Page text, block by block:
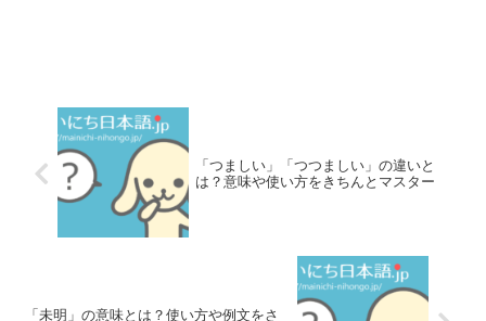
「つましい」「つつましい」の違いと
は？意味や使い方をきちんとマスター
「未明」の意味とは？使い方や例文をさ